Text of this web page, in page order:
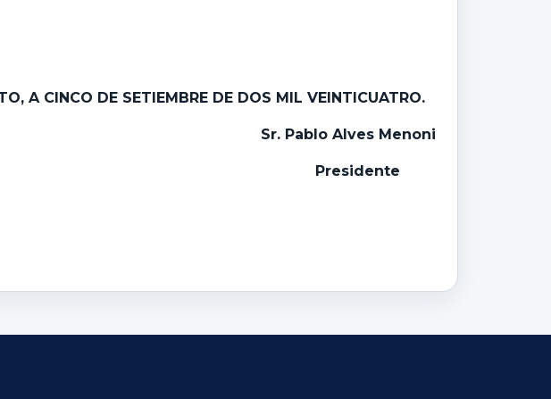
A CINCO DE SETIEMBRE DE DOS MIL VEINTICUATRO.
Sr. Pablo Alves Menoni
Presidente